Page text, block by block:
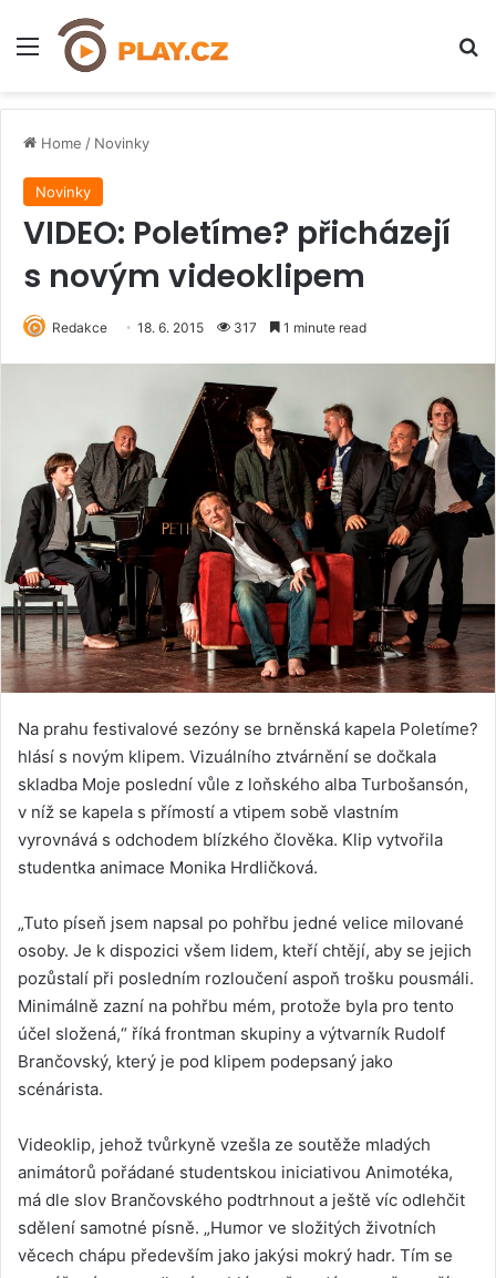
Menu
Home / Novinky
Novinky
VIDEO: Poletíme? přicházejí
s novým videoklipem
Redakce 18. 6. 2015 317 1 minute read
Na prahu festivalové sezóny se brněnská kapela Poletíme?
hlásí s novým klipem. Vizuálního ztvárnění se dočkala
skladba Moje poslední vůle z loňského alba Turbošansón,
v níž se kapela s přímostí a vtipem sobě vlastním
vyrovnává s odchodem blízkého člověka. Klip vytvořila
studentka animace Monika Hrdličková.
„Tuto píseň jsem napsal po pohřbu jedné velice milované
osoby. Je k dispozici všem lidem, kteří chtějí, aby se jejich
pozůstalí při posledním rozloučení aspoň trošku pousmáli.
Minimálně zazní na pohřbu mém, protože byla pro tento
účel složená,“ říká frontman skupiny a výtvarník Rudolf
Brančovský, který je pod klipem podepsaný jako
scénárista.
Videoklip, jehož tvůrkyně vzešla ze soutěže mladých
animátorů pořádané studentskou iniciativou Animotéka,
má dle slov Brančovského podtrhnout a ještě víc odlehčit
sdělení samotné písně. „Humor ve složitých životních
věcech chápu především jako jakýsi mokrý hadr. Tím se